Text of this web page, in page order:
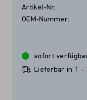
Artikel-Nr.:
OEM-Nummer:
sofort
Lieferbar in 1 -